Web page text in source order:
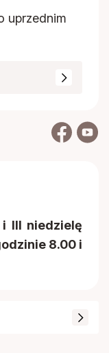
uprzednim
III niedzielę
8.00 i